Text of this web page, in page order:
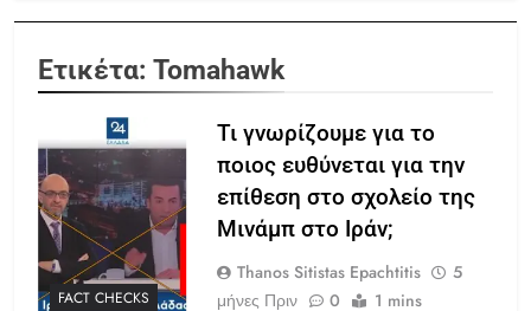
Ετικέτα: Tomahawk
FACT CHECKS
Τι γνωρίζουμε για το
ποιος ευθύνεται για την
επίθεση στο σχολείο της
Μινάμπ στο Ιράν;
Thanos Sitistas Epachtitis
5
μήνες Πριν
0 1 mins